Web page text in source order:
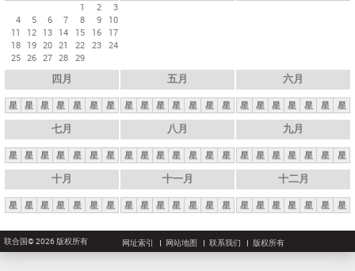
1
2
3
4
5 6 7 8 9
10
11
12 13 14 15 16
17
18 19 20 21 22 23 24
25 26 27 28 29
四月
星 星 星 星 星 星 星
五月
星 星 星 星 星 星 星
六月
星 星 星 星 星 星 星
七月
星 星 星 星 星 星 星
八月
星 星 星 星 星 星 星
九月
星 星 星 星 星 星 星
十月
星 星 星 星 星 星 星
十一月
星 星 星 星 星 星 星
十二月
星 星 星 星 星 星 星
联合国© 2026 版权所有 网址索引 网站地图 联系我们 版权所有